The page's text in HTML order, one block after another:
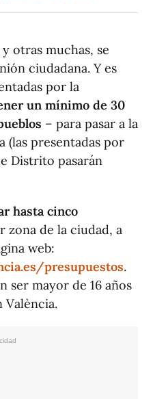
otras muchas, se
ciudadana. Y es
por la
un mínimo de 30
– para pasar a la
(las presentadas por
Distrito pasarán
hasta cinco
zona de la ciudad, a
web:
presupuestos.
ser mayor de 16 años
València.